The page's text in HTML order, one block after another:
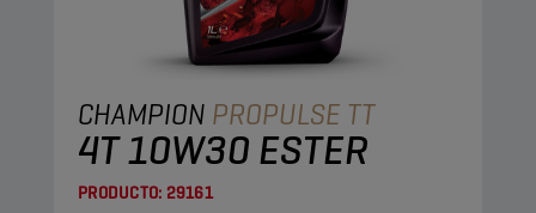
CHAMPION PROPULSE TT
4T 10W30 ESTER
PRODUCTO: 29161